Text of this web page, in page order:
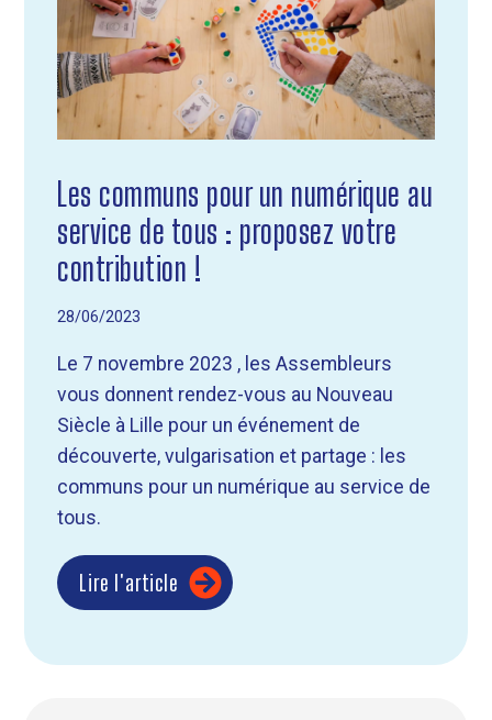
Les communs pour un numérique au
service de tous : proposez votre
contribution !
28/06/2023
Le 7 novembre 2023 , les Assembleurs
vous donnent rendez-vous au Nouveau
Siècle à Lille pour un événement de
découverte, vulgarisation et partage : les
communs pour un numérique au service de
tous.
Lire l'article